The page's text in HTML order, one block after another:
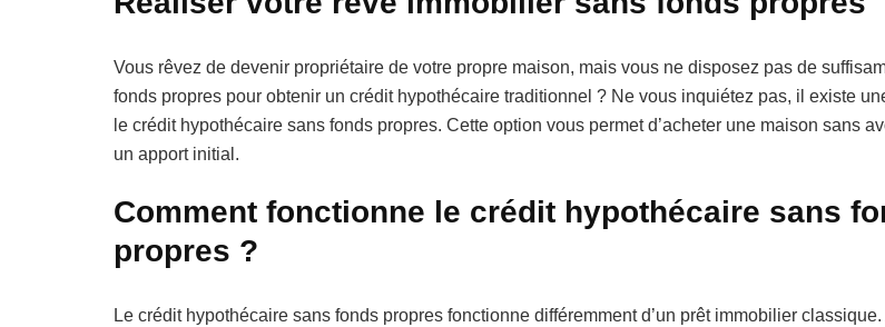
Vous rêvez de devenir propriétaire de votre propre maison, mais vous ne disposez pas de
fonds propres pour obtenir un crédit hypothécaire traditionnel ? Ne vous inquiétez pas, il existe
le crédit hypothécaire sans fonds propres. Cette option vous permet d’acheter une maison sans
un apport initial.
Comment fonctionne le crédit hypothécaire sans
propres ?
Le crédit hypothécaire sans fonds propres fonctionne différemment d’un prêt immobilier